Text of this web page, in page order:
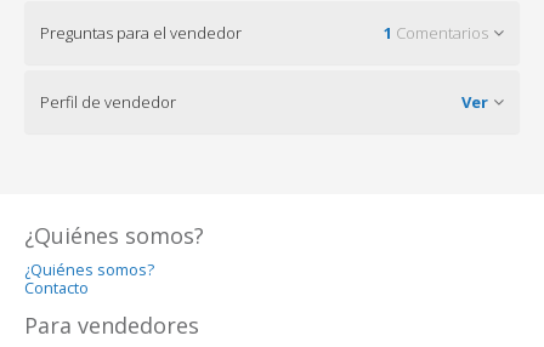
Preguntas para el vendedor 1 Comentarios
Perfil de vendedor Ver
¿Quiénes somos?
¿Quiénes somos?
Contacto
Para vendedores